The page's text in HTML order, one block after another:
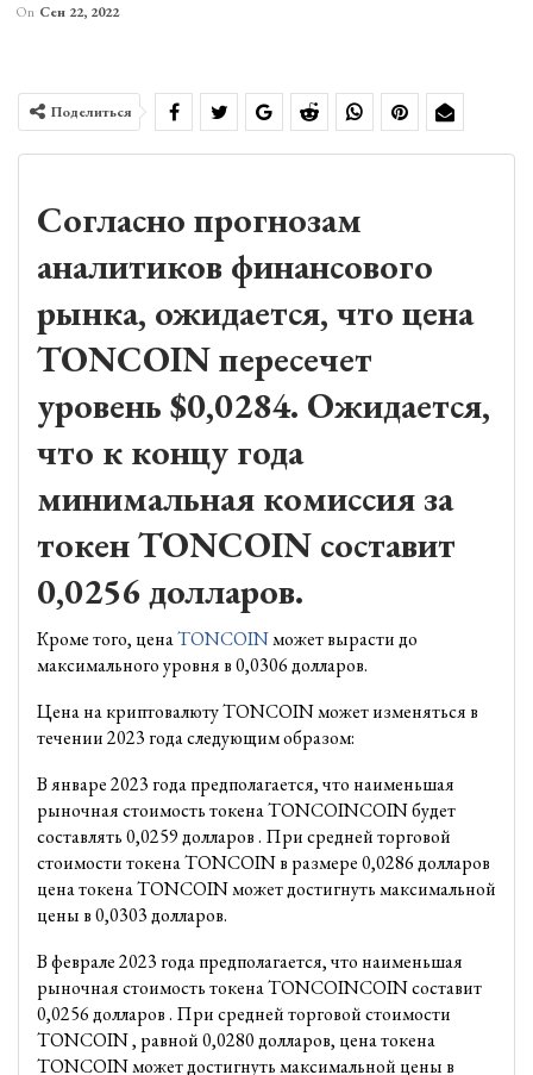
On Сен 22, 2022
Поделиться
Согласно прогнозам
аналитиков финансового
рынка, ожидается, что цена
TONCOIN пересечет
уровень $0,0284. Ожидается,
что к концу года
минимальная комиссия за
токен TONCOIN составит
0,0256 долларов.
Кроме того, ценаTONCOINможет вырасти до
максимального уровня в 0,0306 долларов.
Цена на криптовалюту TONCOIN может изменяться в
течении 2023 года следующим образом:
В январе 2023 года предполагается, что наименьшая
рыночная стоимость токена TONCOINCOIN будет
составлять 0,0259 долларов . При средней торговой
стоимости токена TONCOIN в размере 0,0286 долларов
цена токена TONCOIN может достигнуть максимальной
цены в 0,0303 долларов.
В феврале 2023 года предполагается, что наименьшая
рыночная стоимость токена TONCOINCOIN составит
0,0256 долларов . При средней торговой стоимости
TONCOIN , равной 0,0280 долларов, цена токена
TONCOIN может достигнуть максимальной цены в